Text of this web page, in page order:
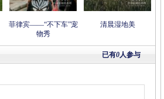
菲律宾——“不下车”宠
物秀
清晨湿地美
已有0人参与